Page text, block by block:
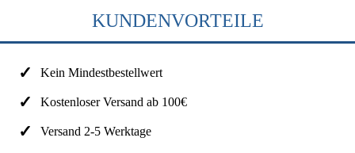
KUNDENVORTEILE
Kein Mindestbestellwert
Kostenloser Versand ab 100€
Versand 2-5 Werktage